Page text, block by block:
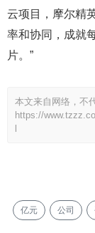
云项目，摩尔精
率和协同，成就
片。”
本文来自网络，不
https://
亿元 公司